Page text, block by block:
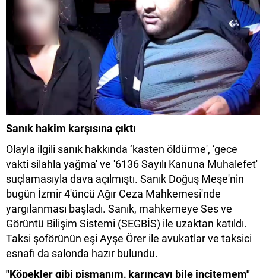
Sanık hakim karşısına çıktı
Olayla ilgili sanık hakkında ‘kasten öldürme', ‘gece
vakti silahla yağma' ve '6136 Sayılı Kanuna Muhalefet'
suçlamasıyla dava açılmıştı. Sanık Doğuş Meşe'nin
bugün İzmir 4'üncü Ağır Ceza Mahkemesi'nde
yargılanması başladı. Sanık, mahkemeye Ses ve
Görüntü Bilişim Sistemi (SEGBİS) ile uzaktan katıldı.
Taksi şoförünün eşi Ayşe Örer ile avukatlar ve taksici
esnafı da salonda hazır bulundu.
"Köpekler gibi pişmanım, karıncayı bile incitemem"